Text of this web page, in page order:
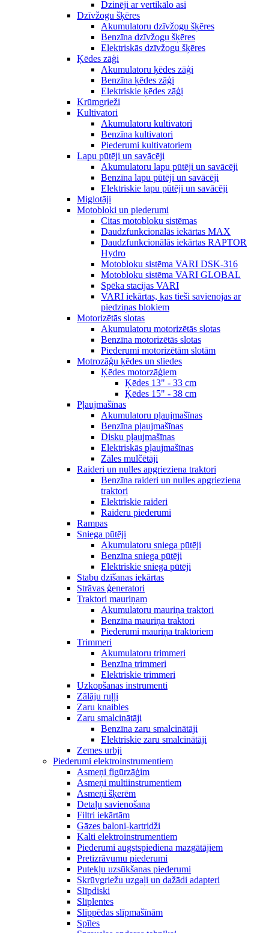
Dzinēji ar vertikālo asi
Dzīvžogu šķēres
Akumulatoru dzīvžogu šķēres
Benzīna dzīvžogu šķēres
Elektriskās dzīvžogu šķēres
Ķēdes zāģi
Akumulatoru ķēdes zāģi
Benzīna ķēdes zāģi
Elektriskie ķēdes zāģi
Krūmgrieži
Kultivatori
Akumulatoru kultivatori
Benzīna kultivatori
Piederumi kultivatoriem
Lapu pūtēji un savācēji
Akumulatoru lapu pūtēji un savācēji
Benzīna lapu pūtēji un savācēji
Elektriskie lapu pūtēji un savācēji
Miglotāji
Motobloki un piederumi
Citas motobloku sistēmas
Daudzfunkcionālās iekārtas MAX
Daudzfunkcionālās iekārtas RAPTOR
Hydro
Motobloku sistēma VARI DSK-316
Motobloku sistēma VARI GLOBAL
Spēka stacijas VARI
VARI iekārtas, kas tieši savienojas ar
piedziņas blokiem
Motorizētās slotas
Akumulatoru motorizētās slotas
Benzīna motorizētās slotas
Piederumi motorizētām slotām
Motrozāģu ķēdes un sliedes
Ķēdes motorzāģiem
Ķēdes 13" - 33 cm
Ķēdes 15" - 38 cm
Pļaujmašīnas
Akumulatoru pļaujmašīnas
Benzīna pļaujmašīnas
Disku pļaujmašīnas
Elektriskās pļaujmašīnas
Zāles mulčētāji
Raideri un nulles apgrieziena traktori
Benzīna raideri un nulles apgrieziena
traktori
Elektriskie raideri
Raideru piederumi
Rampas
Sniega pūtēji
Akumulatoru sniega pūtēji
Benzīna sniega pūtēji
Elektriskie sniega pūtēji
Stabu dzīšanas iekārtas
Strāvas ģeneratori
Traktori mauriņam
Akumulatoru mauriņa traktori
Benzīna mauriņa traktori
Piederumi mauriņa traktoriem
Trimmeri
Akumulatoru trimmeri
Benzīna trimmeri
Elektriskie trimmeri
Uzkopšanas instrumenti
Zālāju ruļļi
Zaru knaibles
Zaru smalcinātāji
Benzīna zaru smalcinātāji
Elektriskie zaru smalcinātāji
Zemes urbji
Piederumi elektroinstrumentiem
Asmeņi figūrzāģim
Asmeņi multiinstrumentiem
Asmeņi šķerēm
Detaļu savienošana
Filtri iekārtām
Gāzes baloni-kartridži
Kalti elektroinstrumentiem
Piederumi augstspiediena mazgātājiem
Pretizrāvumu piederumi
Putekļu uzsūkšanas piederumi
Skrūvgriežu uzgaļi un dažādi adapteri
Slīpdiski
Slīplentes
Slīppēdas slīpmašīnām
Spīles